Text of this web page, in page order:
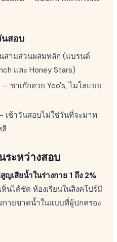
นสอบ
สามส่วนผสมหลัก (แบรนด์
และ Honey Stars)
ชาเก๊กฮวย Yeo's, ไมโลแบบ
เช้าวันสอบไม่ใช่วันที่จะมาท
ลี
ระหว่างสอบ
ญเสียน้ำในร่างกาย 1 ถึง 2%
นได้ชัด ห้องเรียนในสิงคโปร์มี
กายขาดน้ำในแบบที่ผู้ปกครอง